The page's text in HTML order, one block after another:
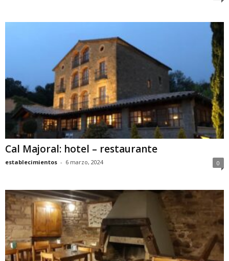
Cal Majoral: hotel – restaurante
establecimientos - 6 marzo, 2024 0